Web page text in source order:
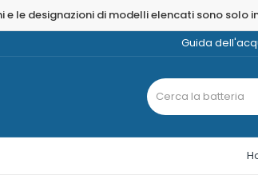
le designazioni di modelli elencati sono
Guida